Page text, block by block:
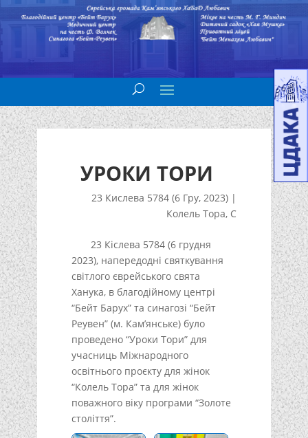
УРОКИ ТОРИ
23 Кислева 5784 (6 Гру, 2023) |
Колель Тора, С
23 Кіслева 5784 (6 грудня
2023), напередодні святкування
світлого єврейського свята
Ханука, в благодійному центрі
“Бейт Барух” та синагозі “Бейт
Реувен” (м. Кам’янське) було
проведено “Уроки Тори” для
учасниць Міжнародного
освітнього проєкту для жінок
“Колель Тора” та для жінок
поважного віку програми “Золоте
століття”.